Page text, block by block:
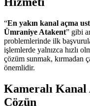
“En yakın kanal açma
Ümraniye Atakent” gibi
problemlerinde ilk
işlemlerde yalnızca hızlı
çözüm sunmak, kırmadan
önemlidir.
Kameralı
Çözün